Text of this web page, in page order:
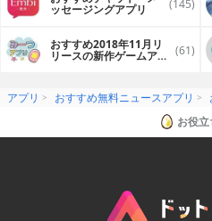
ッセージングアプリ (145)
おすすめ2018年11月リ
リースの新作ゲームアプ (61)
アプリ おすすめ無料ニュースアプリ
お役